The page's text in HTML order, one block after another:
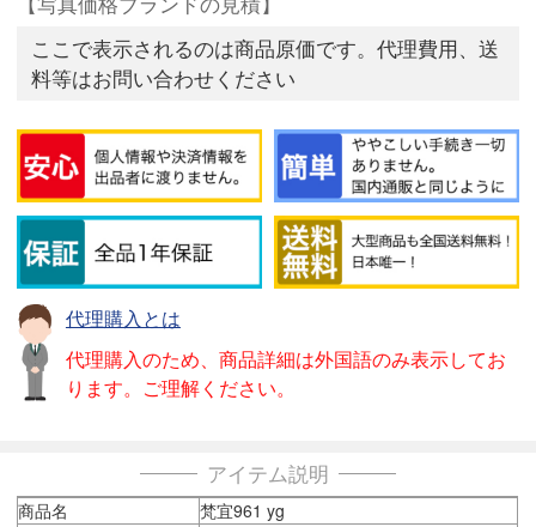
ここで表示されるのは商品原価です。代理費用、送
料等はお問い合わせください
代理購入とは
代理購入のため、商品詳細は外国語のみ表示してお
ります。ご理解ください。
アイテム説明
商品名
梵宜961 yg